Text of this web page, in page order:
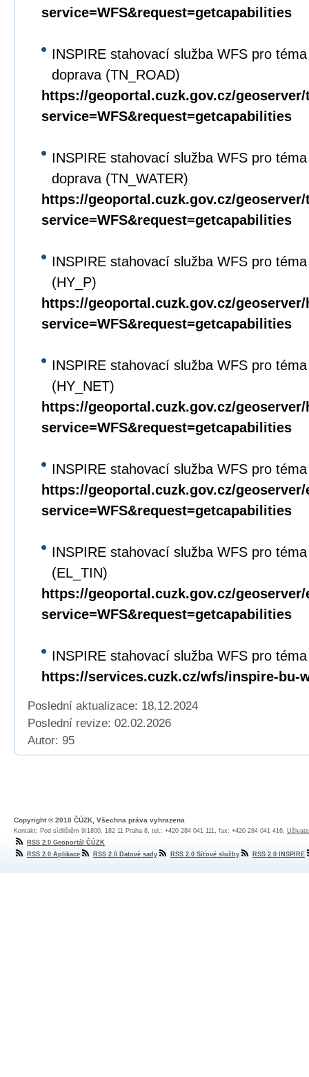
service=WFS&request=getcapabilities
INSPIRE stahovací služba WFS pro
doprava (TN_ROAD)
https://geoportal.cuzk.gov.cz/
service=WFS&request=getcapabilities
INSPIRE stahovací služba WFS pro
doprava (TN_WATER)
https://geoportal.cuzk.gov.cz/
service=WFS&request=getcapabilities
INSPIRE stahovací služba WFS pro
(HY_P)
https://geoportal.cuzk.gov.cz/
service=WFS&request=getcapabilities
INSPIRE stahovací služba WFS pro
(HY_NET)
https://geoportal.cuzk.gov.cz/
service=WFS&request=getcapabilities
INSPIRE stahovací služba WFS pro
https://geoportal.cuzk.gov.cz/
service=WFS&request=getcapabilities
INSPIRE stahovací služba WFS pro
(EL_TIN)
https://geoportal.cuzk.gov.cz/
service=WFS&request=getcapabilities
INSPIRE stahovací služba WFS pro
https://services.cuzk.cz/wfs/inspire-bu-
Poslední aktualizace: 18.12.2024
Poslední revize: 02.02.2026
Autor: 95
Copyright © 2010 ČÚZK, Všechna práva vyhrazena
Kontakt: Pod sídlištěm 9/1800, 182 11 Praha 8, tel.: +420 284 041 111, fax: +420 284 041 416,
RSS 2.0 Geoportál ČÚZK
RSS 2.0 Aplikace
RSS 2.0 Datové sady RSS 2.0 Síťové služby RSS 2.0 INSPIRE